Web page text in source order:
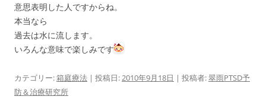
意思表明した人ですからね。
本当なら
過去は水に流します。
いろんな意味で楽しみです
カテゴリー:箱庭療法 | 投稿日:2010年9月18日 | 投稿者:翠雨PTSD予
防＆治療研究所